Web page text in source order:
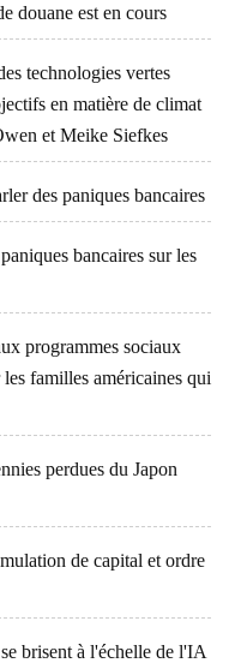
douane est en cours
technologies vertes
en matière de climat
et Meike Siefkes
des paniques bancaires
bancaires sur les
programmes sociaux
familles américaines qui
perdues du Japon
de capital et ordre
brisent à l'échelle de l'IA